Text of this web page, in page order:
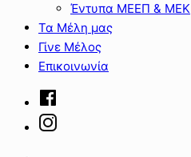
Έντυπα ΜΕΕΠ & ΜΕΚ
Τα Μέλη μας
Γίνε Μέλος
Επικοινωνία